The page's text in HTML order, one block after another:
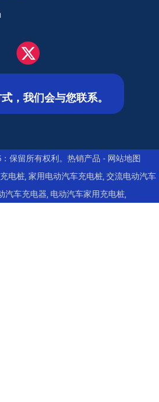
，我们会与您联系。
保留所有权利。 热销产品 - 网站地图
电桩, 家用电动汽车充电桩, 交流电动汽车
汽车充电器, 电动汽车家用充电桩,